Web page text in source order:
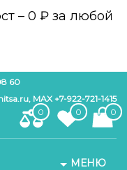
– 0 ₽ за любой
60
MAX +7-922-721-1415
0
0 0
МЕНЮ